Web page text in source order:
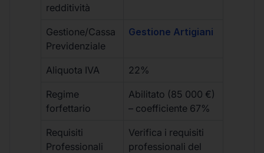
redditività
Gestione/Cassa
Previdenziale
Gestione Artigiani
Aliquota IVA 22%
Regime
forfettario
Abilitato (85 000 €)
– coefficiente 67%
Requisiti
Professionali
Verifica i requisiti
professionali del